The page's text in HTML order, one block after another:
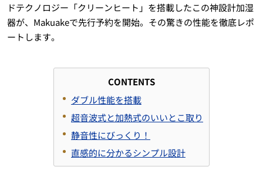
ドテクノロジー「クリーンヒート」を搭載したこの神設計加湿
器が、Makuakeで先行予約を開始。その驚きの性能を徹底レポ
ートします。
CONTENTS
ダブル性能を搭載
超音波式と加熱式のいいとこ取り
静音性にびっくり！
直感的に分かるシンプル設計